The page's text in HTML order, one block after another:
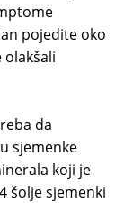
pojedite oko
olakšali
da
sjemenke
koji je
šolje sjemenki